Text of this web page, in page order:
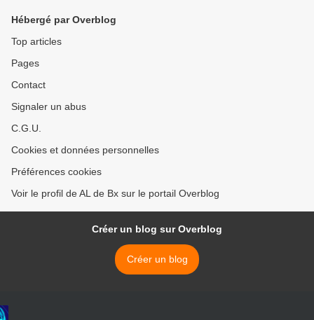
Hébergé par Overblog
Top articles
Pages
Contact
Signaler un abus
C.G.U.
Cookies et données personnelles
Préférences cookies
Voir le profil de AL de Bx sur le portail Overblog
Créer un blog sur Overblog
Créer un blog